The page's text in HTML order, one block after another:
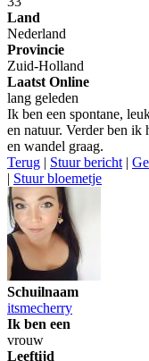
Land
Nederland
Provincie
Zuid-Holland
Laatst Online
lang geleden
Ik ben een spontane,
en natuur. Verder ben ik
en wandel graag.
Terug | Stuur bericht |
| Stuur bloemetje
Schuilnaam
itsmecherry
Ik ben een
vrouw
Leeftijd